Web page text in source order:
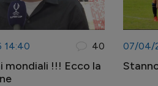
14:40 40
mondiali !!! Ecco la
07/04/